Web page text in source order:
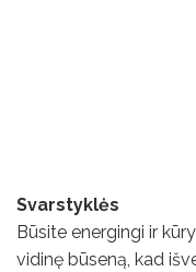
Svarstyklės
Būsite energingi ir
vidinę būseną, kad